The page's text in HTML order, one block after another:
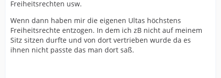
Freiheitsrechten usw.
Wenn dann haben mir die eigenen Ultas höchstens
Freiheitsrechte entzogen. In dem ich zB nicht auf meinem
Sitz sitzen durfte und von dort vertrieben wurde da es
ihnen nicht passte das man dort saß.